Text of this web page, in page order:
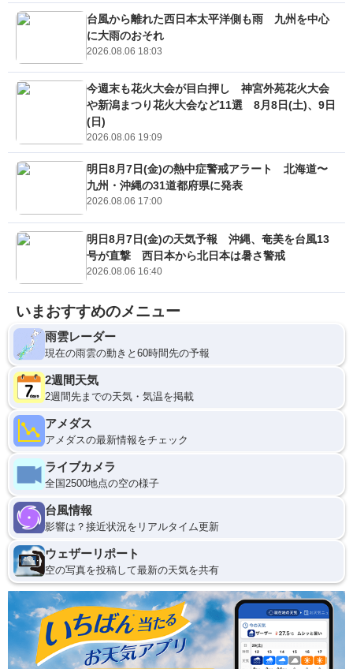
台風から離れた西日本太平洋側も雨 九州を中心
に大雨のおそれ
2026.08.06 18:03
今週末も花火大会が目白押し 神宮外苑花火大会
や新潟まつり花火大会など11選 8月8日(土)、9日
(日)
2026.08.06 19:09
明日8月7日(金)の熱中症警戒アラート 北海道〜
九州・沖縄の31道都府県に発表
2026.08.06 17:00
明日8月7日(金)の天気予報 沖縄、奄美を台風13
号が直撃 西日本から北日本は暑さ警戒
2026.08.06 16:40
いまおすすめのメニュー
雨雲レーダー
現在の雨雲の動きと60時間先の予報
2週間天気
2週間先までの天気・気温を掲載
アメダス
アメダスの最新情報をチェック
ライブカメラ
全国2500地点の空の様子
台風情報
影響は？接近状況をリアルタイム更新
ウェザーリポート
空の写真を投稿して最新の天気を共有